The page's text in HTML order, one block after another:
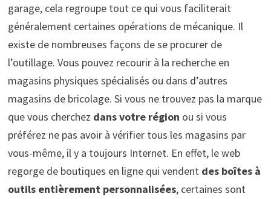
garage, cela regroupe tout ce qui vous faciliterait
généralement certaines opérations de mécanique. Il
existe de nombreuses façons de se procurer de
l’outillage. Vous pouvez recourir à la recherche en
magasins physiques spécialisés ou dans d’autres
magasins de bricolage. Si vous ne trouvez pas la marque
que vous cherchez dans votre région ou si vous
préférez ne pas avoir à vérifier tous les magasins par
vous-même, il y a toujours Internet. En effet, le web
regorge de boutiques en ligne qui vendent des boîtes à
outils entièrement personnalisées, certaines sont